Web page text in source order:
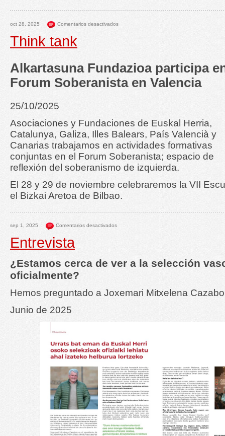
oct 28, 2025 Comentarios desactivados
Think tank
Alkartasuna Fundazioa participa
Forum Soberanista en Valencia
25/10/2025
Asociaciones y Fundaciones de Euskal Herria,
Catalunya, Galiza, Illes Balears, País Valencià y
Canarias trabajamos en actividades formativas
conjuntas en el Forum Soberanista; espacio de
reflexión del soberanismo de izquierda.
El 28 y 29 de noviembre celebraremos la VII
el Bizkai Aretoa de Bilbao.
sep 1, 2025 Comentarios desactivados
Entrevista
¿Estamos cerca de ver a la selección
oficialmente?
Hemos preguntado a Joxemari Mitxelena
Junio de 2025